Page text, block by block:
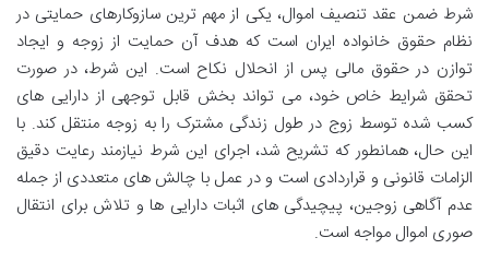
شرط ضمن عقد تنصیف اموال، یکی از مهم ترین سازوکارهای حمایتی در
نظام حقوق خانواده ایران است که هدف آن حمایت از زوجه و ایجاد
توازن در حقوق مالی پس از انحلال نکاح است. این شرط، در صورت
تحقق شرایط خاص خود، می تواند بخش قابل توجهی از دارایی های
کسب شده توسط زوج در طول زندگی مشترک را به زوجه منتقل کند. با
این حال، همانطور که تشریح شد، اجرای این شرط نیازمند رعایت دقیق
الزامات قانونی و قراردادی است و در عمل با چالش های متعددی از جمله
عدم آگاهی زوجین، پیچیدگی های اثبات دارایی ها و تلاش برای انتقال
صوری اموال مواجه است.